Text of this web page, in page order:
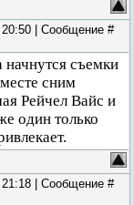
| Сообщение #
начнутся съемки
сним
Рейчел Вайс и
один только
| Сообщение #